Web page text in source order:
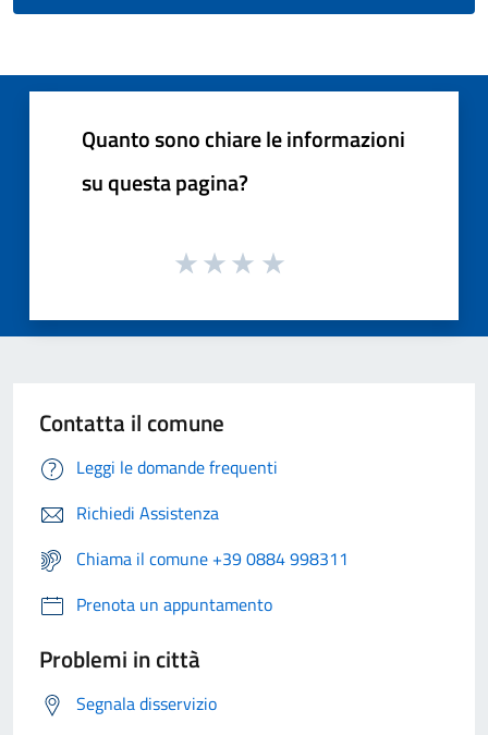
Quanto sono chiare le informazioni
su questa pagina?
Contatta il comune
Leggi le domande frequenti
Richiedi Assistenza
Chiama il comune +39 0884 998311
Prenota un appuntamento
Problemi in città
Segnala disservizio